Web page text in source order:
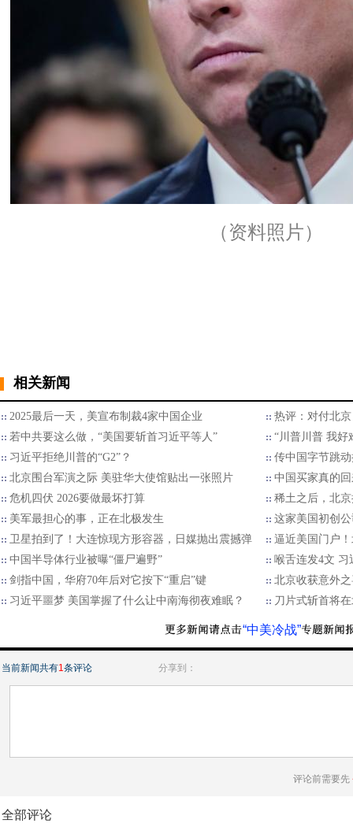
（资料照片）
相关新闻
2025最后一天，美宣布制裁4家中国企业
热评：对付北
若中共要这么做，“美国要斩首习近平等人”
“川普川普 我好
习近平拒绝川普的“G2”？
传中国字节跳
北京围台军演之际 美驻华大使馆贴出一张照片
中国买家真的
危机四伏 2026要做最坏打算
稀土之后，北
美军最担心的事，正在北极发生
这家美国初创
卫星拍到了！大连惊现方形容器，日媒抛出震撼弹
逼近美国门户
中国半导体行业被曝“僵尸遍野”
喉舌连发4文 习
剑指中国，华府70年后对它按下“重启”键
北京收获意外
习近平噩梦 美国掌握了什么让中南海彻夜难眠？
刀片式斩首将
“中美冷战”
当前新闻共有1条评论 分享到：
评论前需要先
全部评论